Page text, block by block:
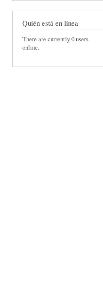
Quién está en línea
There are currently 0 users
online.